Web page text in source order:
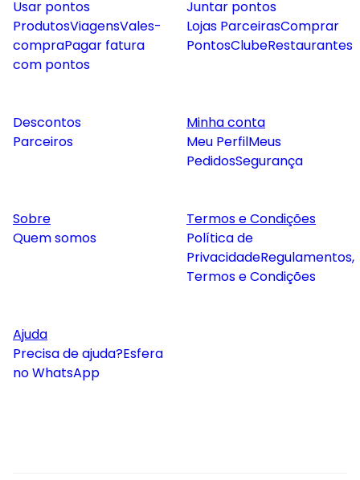
Usar pontos
ProdutosViagensVales-
compraPagar fatura
com pontos
Juntar pontos
Lojas ParceirasComprar
PontosClubeRestaurantes
Descontos
Parceiros
Minha conta
Meu PerfilMeus
PedidosSegurança
Sobre
Quem somos
Termos e Condições
Política de
PrivacidadeRegulamentos,
Termos e Condições
Ajuda
Precisa de ajuda?Esfera
no WhatsApp